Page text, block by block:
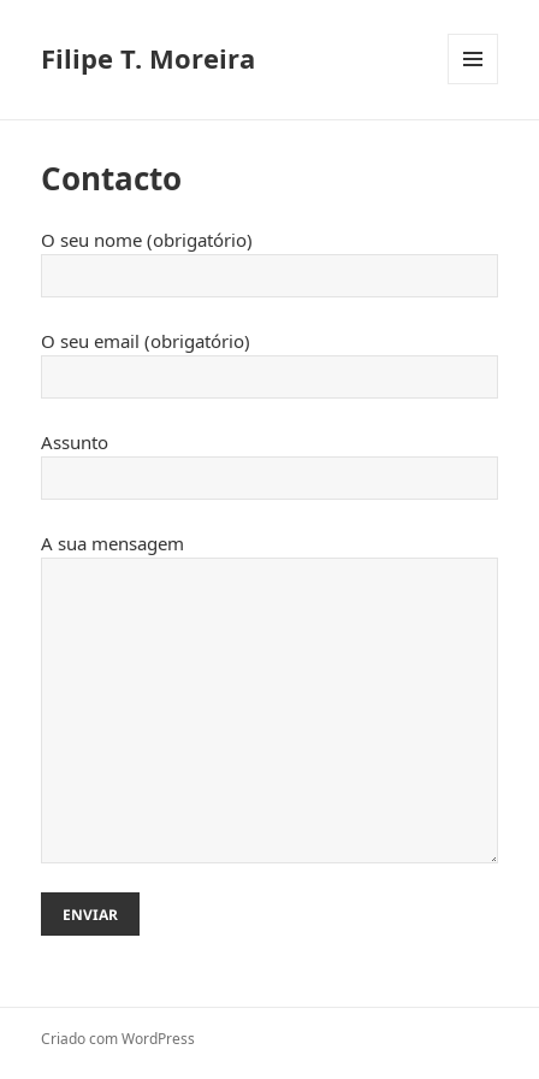
Filipe T. Moreira
Contacto
O seu nome (obrigatório)
O seu email (obrigatório)
Assunto
A sua mensagem
Criado com WordPress